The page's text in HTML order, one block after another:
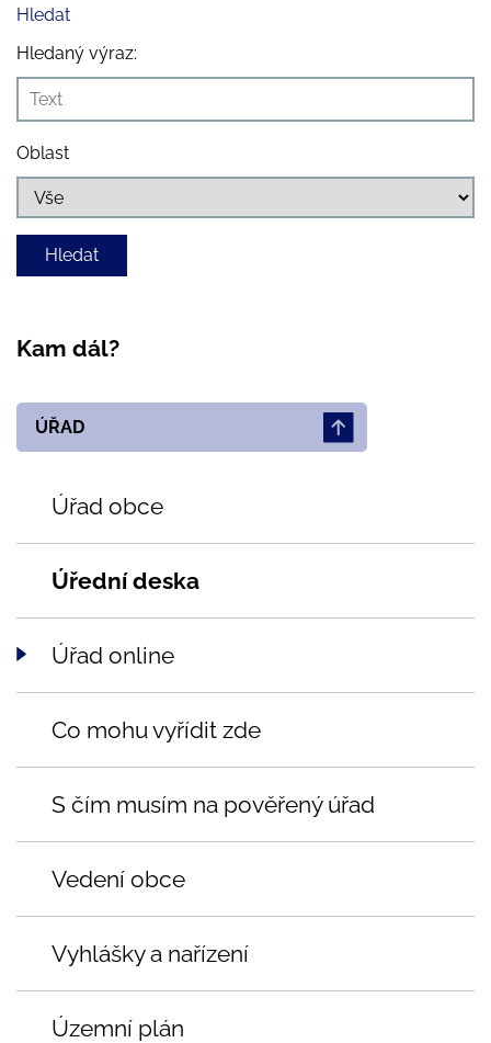
Hledat
Hledaný výraz:
Oblast
Kam dál?
ÚŘAD
Úřad obce
Úřední deska
Úřad online
Co mohu vyřídit zde
S čím musím na pověřený úřad
Vedení obce
Vyhlášky a nařízení
Územní plán